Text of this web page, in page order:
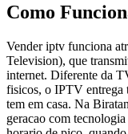
Como
Vender iptv funciona
Television), que
internet. Diferente da
fisicos, o IPTV entrega
tem em casa. Na
geracao com